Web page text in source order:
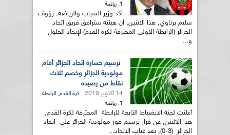
1
, رياضة
أكد وزير الشباب والرياضة, رؤوف
سليم برناوي, هذا الاثنين, أن هيئته سترافق فريق اتحاد
الجزائر (الرابطة الاولى المحترفة لكرة القدم) لإيجاد الحلول
و...
ترسيم خسارة اتحاد الجزائر أمام
مولودية الجزائر وخصم ثلاث
نقاط من رصيده
14 أكتوبر 2019 كرة القدم, الرابطة
1
, رياضة
أعلنت لجنة الانضباط التابعة للرابطة المحترفة لكرة القدم,
هذا الاثنين, عن قرار ترسيم فوز مولودية الجزائر على اتحاد
الجزائر (3-0), بعد غياب الاتحاد...